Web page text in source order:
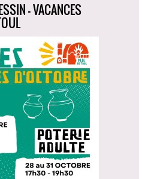
- VACANCES